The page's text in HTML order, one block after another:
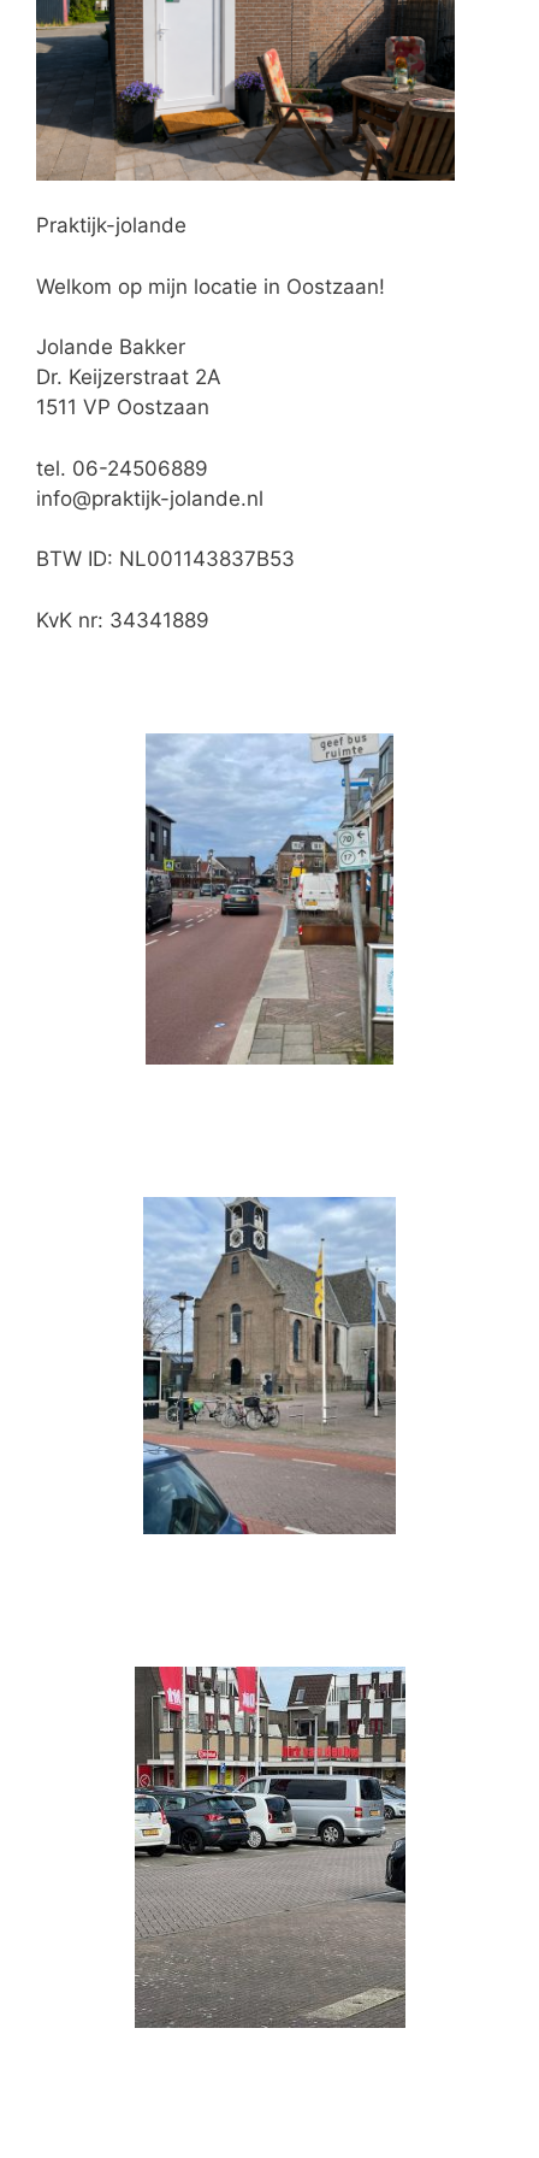
Praktijk-jolande
Welkom op mijn locatie in Oostzaan!
Jolande Bakker
Dr. Keijzerstraat 2A
1511 VP Oostzaan
tel. 06-24506889
info@praktijk-jolande.nl
BTW ID: NL001143837B53
KvK nr: 34341889